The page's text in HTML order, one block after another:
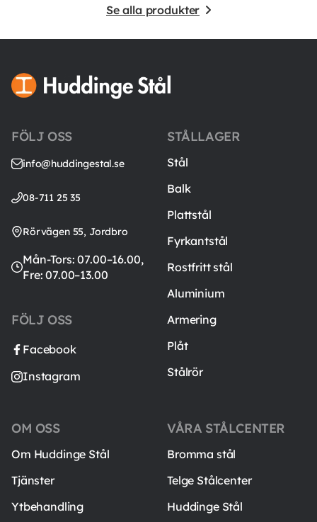
Se alla produkter
FÖLJ OSS
info@huddingestal.se
08-711 25 35
Rörvägen 55, Jordbro
Mån-Tors: 07.00–16.00,
Fre: 07.00–13.00
FÖLJ OSS
Facebook
Instagram
STÅLLAGER
Stål
Balk
Plattstål
Fyrkantstål
Rostfritt stål
Aluminium
Armering
Plåt
Stålrör
VÅRA STÅLCENTER
Bromma stål
Telge Stålcenter
Huddinge Stål
OM OSS
Om Huddinge Stål
Tjänster
Ytbehandling